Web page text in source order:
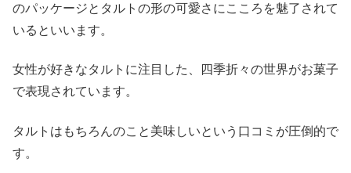
のパッケージとタルトの形の可愛さにこころを魅了されて
いるといいます。
女性が好きなタルトに注目した、四季折々の世界がお菓子
で表現されています。
タルトはもちろんのこと美味しいという口コミが圧倒的で
す。